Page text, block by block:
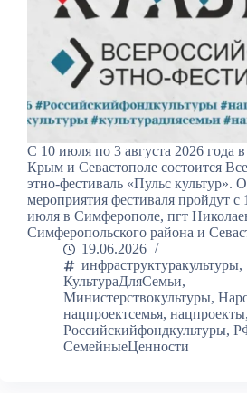
С 10 июля по 3 августа 2026 года
Крым и Севастополе состоится
этно-фестиваль «Пульс культур».
мероприятия фестиваля пройдут с
июля в Симферополе, пгт
Симферопольского района и
19.06.2026
инфраструктуракультуры,
КультураДляСемьи,
Министерствокультуры,
нацпроектсемья, нацпроекты,
Российскийфондкультуры,
СемейныеЦенности